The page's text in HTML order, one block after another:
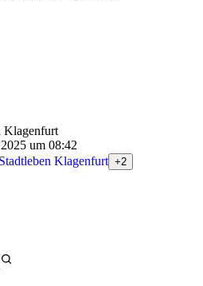
Klagenfurt
um 08:42
Stadtleben Klagenfurt +2